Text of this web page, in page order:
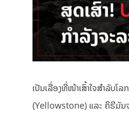
ເປັນເລື່ອງທີ່ໜ້າເສົ້າໃຈສຳລັບໂ
(Yellowstone) ແລະ ຄິຣີມັນ